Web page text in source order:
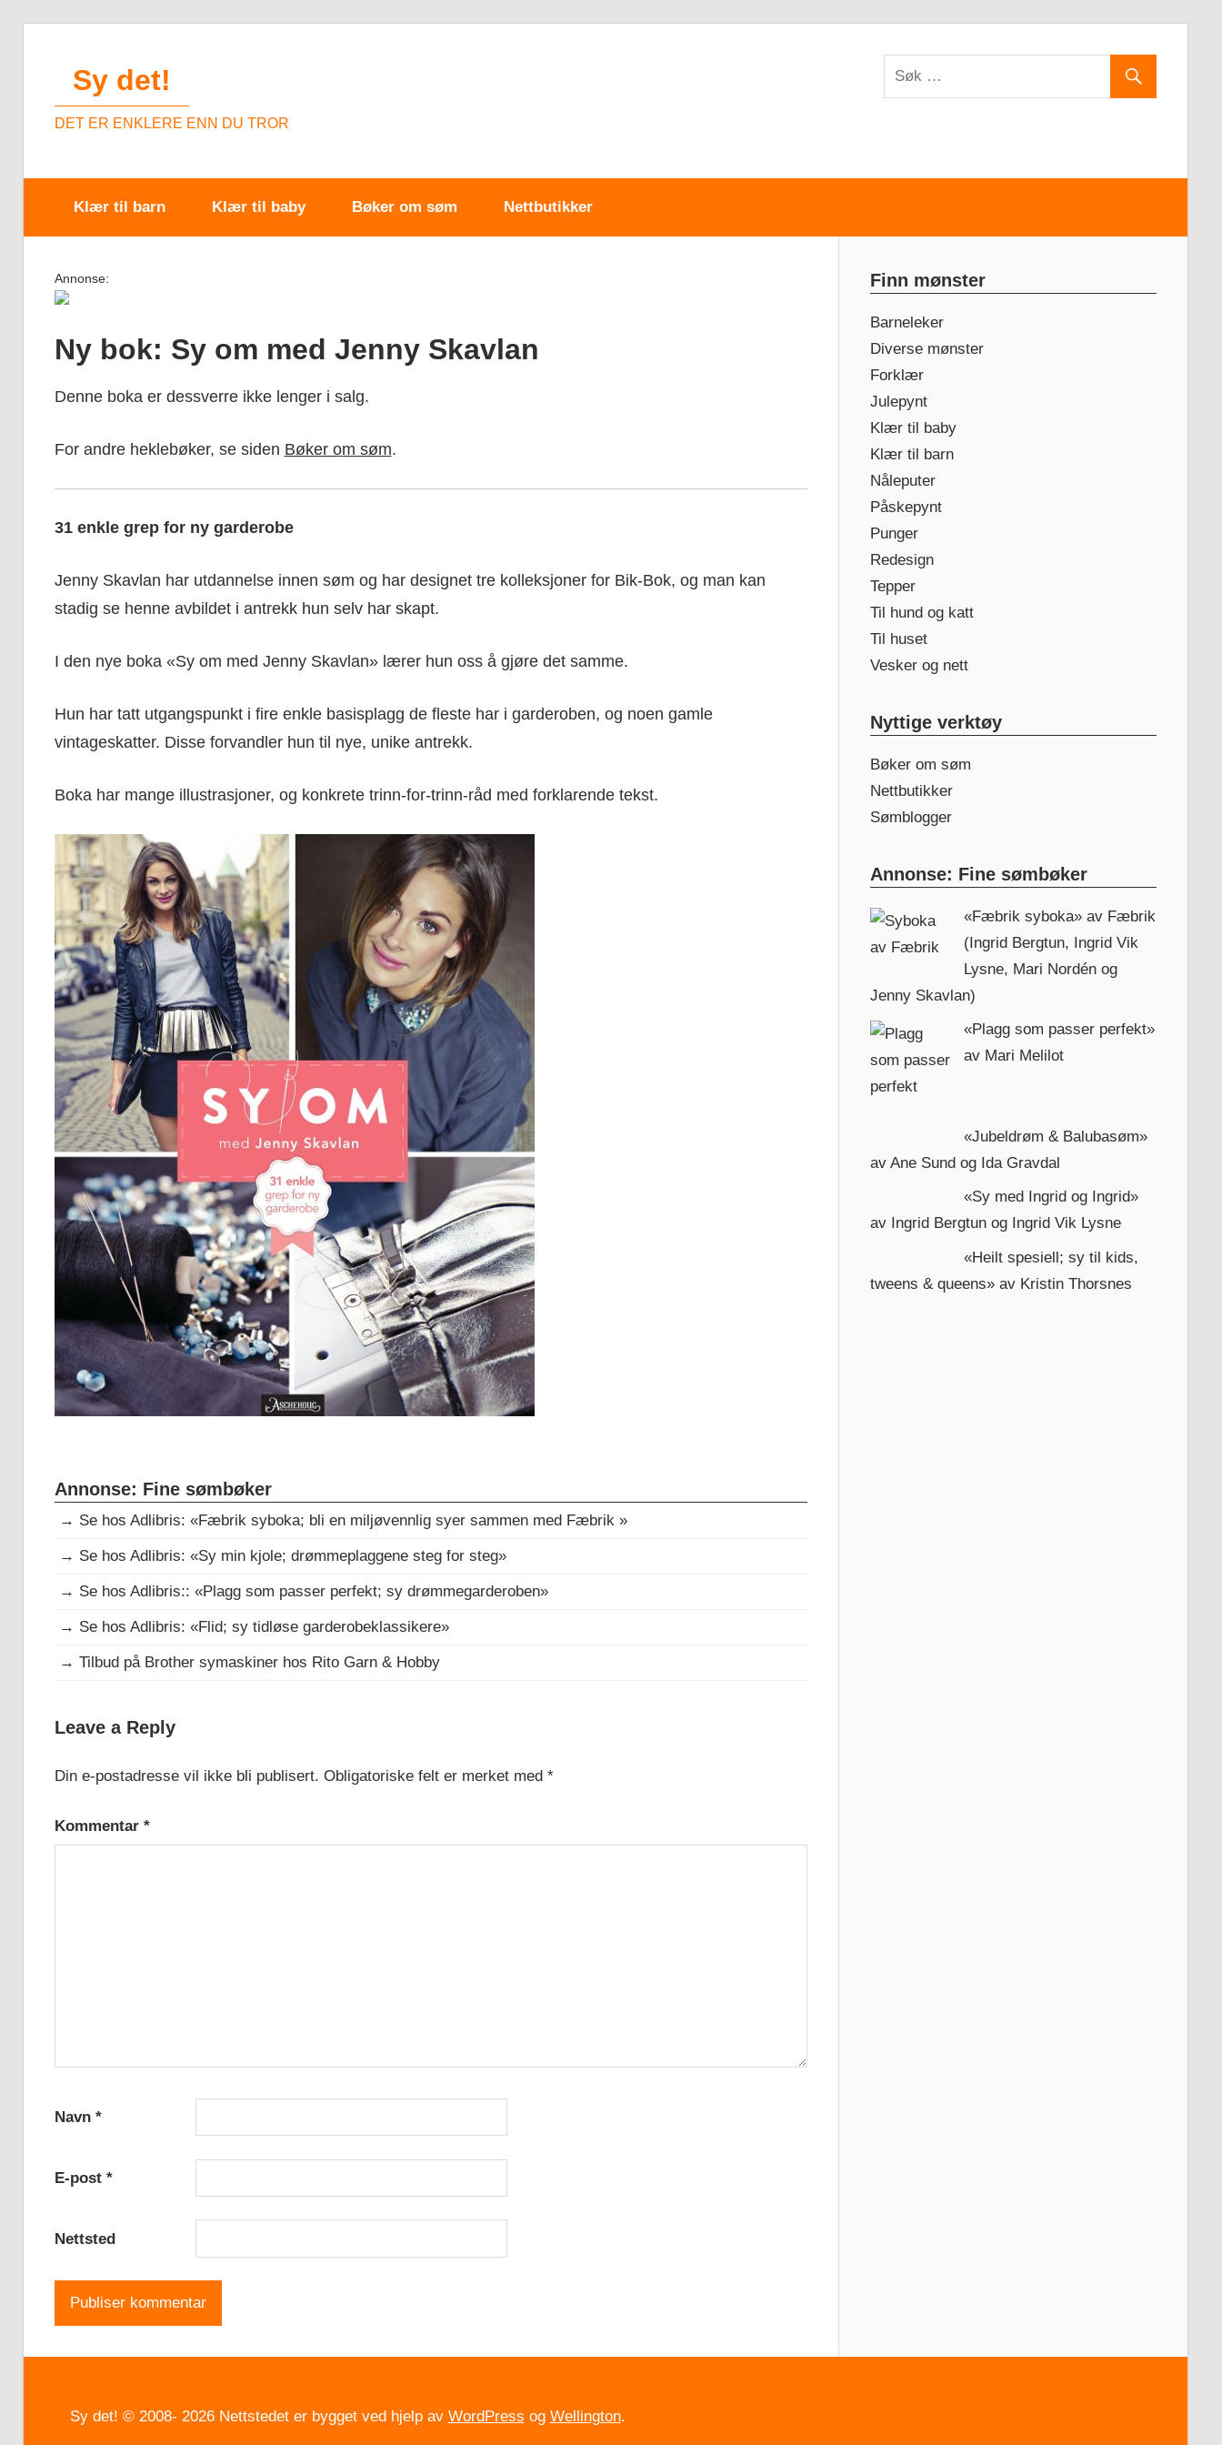
Sy det!
DET ER ENKLERE ENN DU TROR
Klær til barn Klær til baby Bøker om søm Nettbutikker
Annonse:
Ny bok: Sy om med Jenny Skavlan
Denne boka er dessverre ikke lenger i salg.
For andre heklebøker, se siden Bøker om søm.
31 enkle grep for ny garderobe
Jenny Skavlan har utdannelse innen søm og har designet tre kolleksjoner for Bik-Bok, og man kan
stadig se henne avbildet i antrekk hun selv har skapt.
I den nye boka «Sy om med Jenny Skavlan» lærer hun oss å gjøre det samme.
Hun har tatt utgangspunkt i fire enkle basisplagg de fleste har i garderoben, og noen gamle
vintageskatter. Disse forvandler hun til nye, unike antrekk.
Boka har mange illustrasjoner, og konkrete trinn-for-trinn-råd med forklarende tekst.
Annonse: Fine sømbøker
→ Se hos Adlibris: «Fæbrik syboka; bli en miljøvennlig syer sammen med Fæbrik »
→ Se hos Adlibris: «Sy min kjole; drømmeplaggene steg for steg»
→ Se hos Adlibris:: «Plagg som passer perfekt; sy drømmegarderoben»
→ Se hos Adlibris: «Flid; sy tidløse garderobeklassikere»
→ Tilbud på Brother symaskiner hos Rito Garn & Hobby
ANNONSE:
Leave a Reply
Din e-postadresse vil ikke bli publisert. Obligatoriske felt er merket med *
Kommentar *
Navn *
E-post *
Nettsted
Finn mønster
Barneleker
Diverse mønster
Forklær
Julepynt
Klær til baby
Klær til barn
Nåleputer
Påskepynt
Punger
Redesign
Tepper
Til hund og katt
Til huset
Vesker og nett
Nyttige verktøy
Bøker om søm
Nettbutikker
Sømblogger
Annonse: Fine sømbøker
«Fæbrik syboka» av Fæbrik
(Ingrid Bergtun, Ingrid Vik
Lysne, Mari Nordén og
Jenny Skavlan)
«Plagg som passer perfekt»
av Mari Melilot
«Jubeldrøm & Balubasøm»
av Ane Sund og Ida Gravdal
«Sy med Ingrid og Ingrid»
av Ingrid Bergtun og Ingrid Vik Lysne
«Heilt spesiell; sy til kids,
tweens & queens» av Kristin Thorsnes
Sy det! © 2008- 2026 Nettstedet er bygget ved hjelp av WordPress og Wellington.